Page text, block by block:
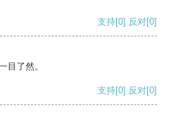
支持[0] 反对[0]
目了然。
支持[0] 反对[0]